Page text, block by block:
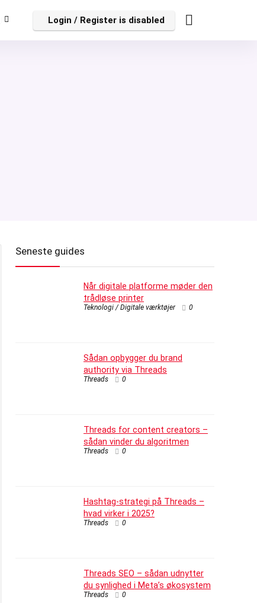
Login / Register is disabled
Seneste guides
Når digitale platforme møder den
trådløse printer
Teknologi / Digitale værktøjer 0
Sådan opbygger du brand
authority via Threads
Threads 0
Threads for content creators –
sådan vinder du algoritmen
Threads 0
Hashtag-strategi på Threads –
hvad virker i 2025?
Threads 0
Threads SEO – sådan udnytter
du synlighed i Meta’s økosystem
Threads 0